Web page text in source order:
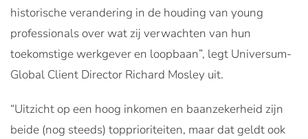
historische verandering in de houding van young
professionals over wat zij verwachten van hun
toekomstige werkgever en loopbaan”, legt Universum-
Global Client Director Richard Mosley uit.
“Uitzicht op een hoog inkomen en baanzekerheid zijn
beide (nog steeds) topprioriteiten, maar dat geldt ook